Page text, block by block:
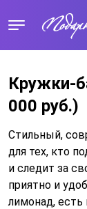
Кружки-
000 руб.)
Стильный,
для тех, кто
и следит за
приятно и
лимонад,